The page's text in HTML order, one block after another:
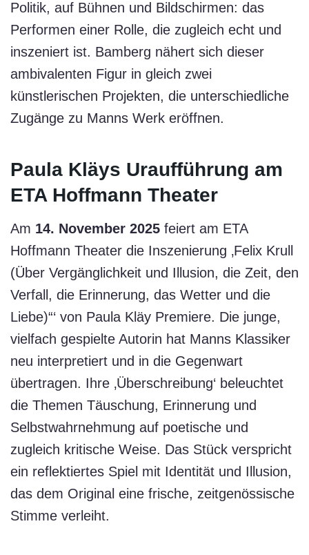
Politik, auf Bühnen und Bildschirmen: das
Performen einer Rolle, die zugleich echt und
inszeniert ist. Bamberg nähert sich dieser
ambivalenten Figur in gleich zwei
künstlerischen Projekten, die unterschiedliche
Zugänge zu Manns Werk eröffnen.
Paula Kläys Uraufführung am
ETA Hoffmann Theater
Am 14. November 2025 feiert am ETA
Hoffmann Theater die Inszenierung ‚Felix Krull
(Über Vergänglichkeit und Illusion, die Zeit, den
Verfall, die Erinnerung, das Wetter und die
Liebe)“‘ von Paula Kläy Premiere. Die junge,
vielfach gespielte Autorin hat Manns Klassiker
neu interpretiert und in die Gegenwart
übertragen. Ihre ‚Überschreibung‘ beleuchtet
die Themen Täuschung, Erinnerung und
Selbstwahrnehmung auf poetische und
zugleich kritische Weise. Das Stück verspricht
ein reflektiertes Spiel mit Identität und Illusion,
das dem Original eine frische, zeitgenössische
Stimme verleiht.